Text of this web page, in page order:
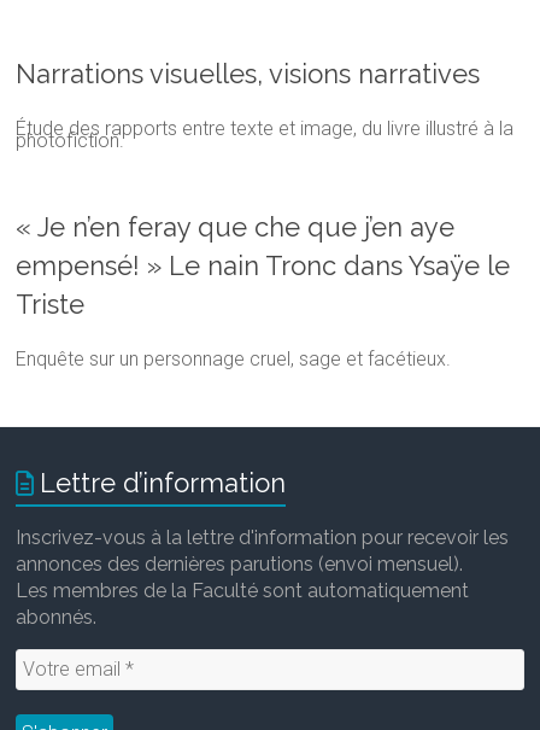
Narrations visuelles, visions narratives
Étude des rapports entre texte et image, du livre illustré à la
photofiction.
« Je n’en feray que che que j’en aye
empensé! » Le nain Tronc dans Ysaÿe le
Triste
Enquête sur un personnage cruel, sage et facétieux.
Lettre d’information
Inscrivez-vous à la lettre d'information pour recevoir les
annonces des dernières parutions (envoi mensuel).
Les membres de la Faculté sont automatiquement
abonnés.